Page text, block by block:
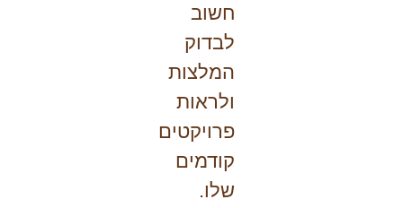
חשוב
לבדוק
המלצות
ולראות
פרויקטים
קודמים
שלו.